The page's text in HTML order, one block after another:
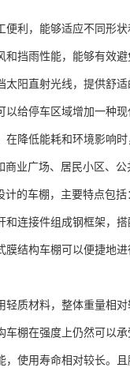
利，能够适应不同形状
挡雨性能，能够有效避
阳直射光线，提供舒
给停车区域增加一种
降低能耗和环境影响时
业广场、居民小区、
的车棚，主要特点包括
连接件组成钢框架，
膜结构车棚可以便捷地
质材料，整体重量相
棚在强度上仍然可以
使用寿命相对较长。且